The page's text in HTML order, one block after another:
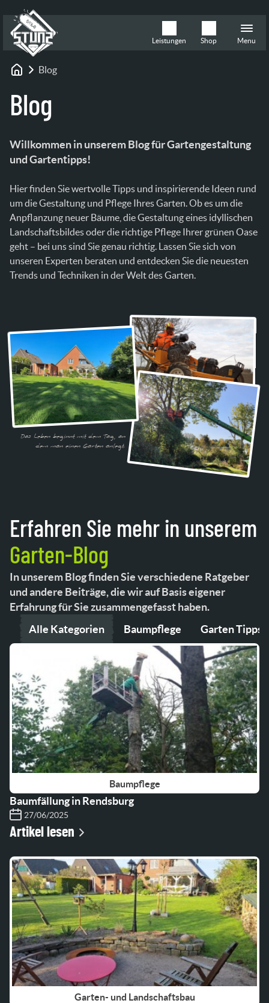
Leistungen Shop Menu
Startseite
Blog
Blog
Willkommen in unserem Blog fürGartengestaltung
und Gartentipps!
Hier finden Sie wertvolle Tipps und inspirierende Ideen rund
um die Gestaltung und Pflege Ihres Garten. Ob es um die
Anpflanzung neuer Bäume, die Gestaltung eines idyllischen
Landschaftsbildes oder die richtige Pflege Ihrer grünen Oase
geht – bei uns sind Sie genau richtig. Lassen Sie sich von
unseren Experten beraten und entdecken Sie die neuesten
Trends und Techniken in der Welt des Garten.
Das Leben beginnt mit dem Tag, an
dem man einen Garten anlegt.
Erfahren Sie mehr in unserem
Garten-Blog
In unserem Blog finden Sie verschiedene Ratgeber
und andere Beiträge, die wir auf Basis eigener
Erfahrung für Sie zusammengefasst haben.
Alle Kategorien
Baumpflege Garten Tipps
Baumpflege
Baumfällung in Rendsburg
27/06/2025
Artikel lesen
Garten- und Landschaftsbau